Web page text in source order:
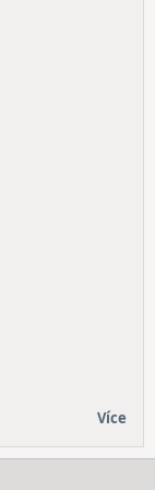
Více